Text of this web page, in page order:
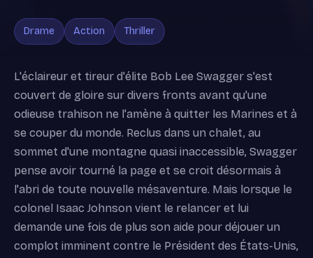
Drame Action Thriller
L'éclaireur et tireur d'élite Bob Lee Swagger s'est
couvert de gloire sur divers fronts avant qu'une
odieuse trahison ne l'amène à quitter les Marines et à
se couper du monde. Reclus dans un chalet, au
sommet d'une montagne quasi inaccessible, Swagger
pense avoir tourné la page et se croit désormais à
l'abri de toute nouvelle mésaventure. Mais lorsque le
colonel Isaac Johnson vient le relancer et lui
demande une fois de plus son aide pour déjouer un
complot imminent contre le Président des États-Unis,